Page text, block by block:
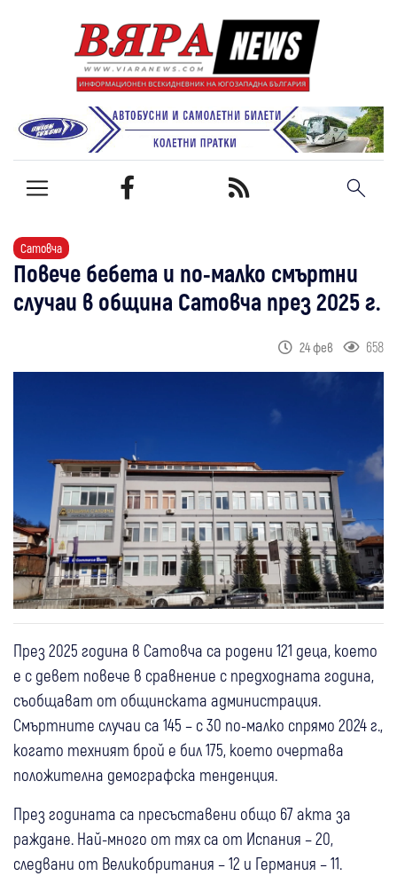
Сатовча
Повече бебета и по-малко смъртни
случаи в община Сатовча през 2025 г.
24 фев 658
През 2025 година в Сатовча са родени 121 деца, което
е с девет повече в сравнение с предходната година,
съобщават от общинската администрация.
Смъртните случаи са 145 – с 30 по-малко спрямо 2024 г.,
когато техният брой е бил 175, което очертава
положителна демографска тенденция.
През годината са пресъставени общо 67 акта за
раждане. Най-много от тях са от Испания – 20,
следвани от Великобритания – 12 и Германия – 11.